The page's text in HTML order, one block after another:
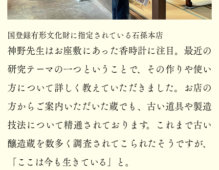
国登録有形文化財に指定されている石孫本店
神野先生はお座敷にあった香時計に注目。最近の
研究テーマの一つということで、その作りや使い
方について詳しく教えていただきました。お店の
方からご案内いただいた蔵でも、古い道具や製造
技法について精通されております。これまで古い
醸造蔵を数多く調査されてこられたそうですが、
「ここは今も生きている」と。